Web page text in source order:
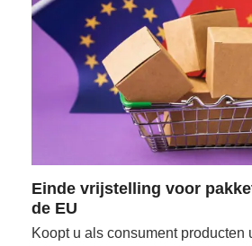
Einde vrijstelling voor
de EU
Koopt u als consument producten